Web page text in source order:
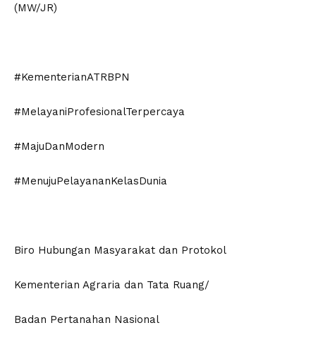
(MW/JR)
#KementerianATRBPN
#MelayaniProfesionalTerpercaya
#MajuDanModern
#MenujuPelayananKelasDunia
Biro Hubungan Masyarakat dan Protokol
Kementerian Agraria dan Tata Ruang/
Badan Pertanahan Nasional